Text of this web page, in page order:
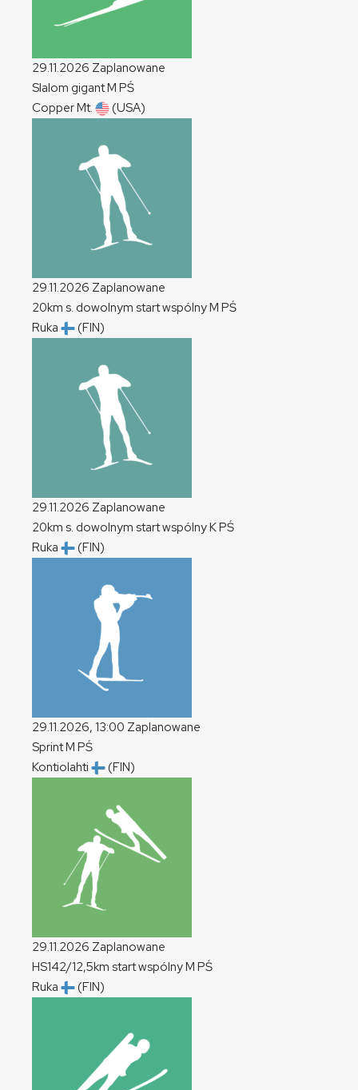
29.11.2026 Zaplanowane
Slalom gigantM PŚ
Copper Mt.
(USA)
29.11.2026 Zaplanowane
20km s. dowolnym start wspólnyM PŚ
Ruka
(FIN)
29.11.2026 Zaplanowane
20km s. dowolnym start wspólnyKPŚ
Ruka
(FIN)
29.11.2026, 13:00 Zaplanowane
SprintM PŚ
Kontiolahti
(FIN)
29.11.2026 Zaplanowane
HS142/12,5km start wspólnyM PŚ
Ruka
(FIN)